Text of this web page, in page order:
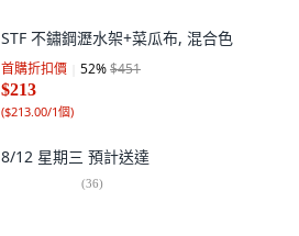
STF 不鏽鋼瀝水架+菜瓜布, 混合色
首購折扣價 52%$451
$213
($213.00/1個)
8/12 星期三 預計送達
(36)